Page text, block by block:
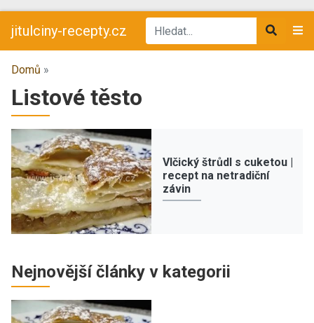
jitulciny-recepty.cz
Domů »
Listové těsto
Vlčický štrůdl s cuketou |
recept na netradiční
závin
Nejnovější články v kategorii